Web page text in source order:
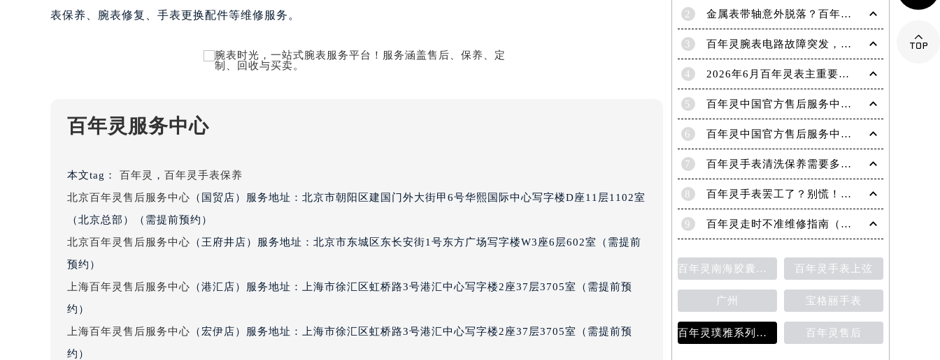
表保养、腕表修复、手表更换配件等维修服务。
百年灵服务中心
本文tag： 百年灵 ， 百年灵手表保养
北京百年灵售后服务中心 （国贸店）服务地址：北京市朝阳区建国门外大街甲6号华熙国际中心写字楼D座11层1102室
（北京总部）（需提前预约）
北京百年灵售后服务中心 （王府井店）服务地址：北京市东城区东长安街1号东方广场写字楼W3座6层602室（需提前
预约）
上海百年灵售后服务中心 （港汇店）服务地址：上海市徐汇区虹桥路3号港汇中心写字楼2座37层3705室（需提前预
约）
上海百年灵售后服务中心 （宏伊店）服务地址：上海市徐汇区虹桥路3号港汇中心写字楼2座37层3705室（需提前预
约）
2 金属表带轴意外脱落？百年灵手表紧急修复指南
3 百年灵腕表电路故障突发，如何应对与修复
4 2026年6月百年灵表主重要补充通告：售后网点搬迁与新增
5 百年灵中国官方售后服务中心｜完整官方热线和详细地址权威信息通告（2026年6月最新）
6 百年灵中国官方售后服务中心｜热线电话与门店地址权威信息声明（2026年7月最新）
7 百年灵手表清洗保养需要多久？
8 百年灵手表罢工了？别慌！专业解决方法助您重启时间流转
9 百年灵走时不准维修指南（恢复精准时间的方法）
百年灵南海胶囊系列腕表 百年灵手表上弦
广州 宝格丽手表
百年灵璞雅系列陀飞轮计时码表 百年灵售后
